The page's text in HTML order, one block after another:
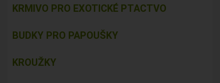
KRMIVO PRO EXOTICKÉ PTACTVO
BUDKY PRO PAPOUŠKY
KROUŽKY